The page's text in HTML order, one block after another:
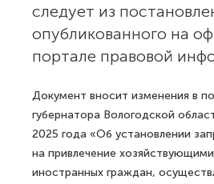
следует из
опубликованного на
портале правовой
Документ вносит изменения в
губернатора Вологодской
2025 года «Об установлении
на привлечение
иностранных граждан,